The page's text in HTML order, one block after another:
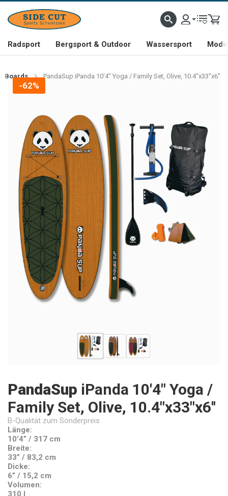
Radsport Bergsport & Outdoor Wassersport
Boards PandaSup iPanda 10'4" Yoga / Family Set, Olive, 10.4"x33"x6''
-62%
PandaSup iPanda 10'4" Yoga /
Family Set, Olive, 10.4"x33"x6''
B-Qualität zum Sonderpreis
Länge:
10’4” / 317 cm
Breite:
33” / 83,2 cm
Dicke:
6” / 15,2 cm
Volumen:
310 l